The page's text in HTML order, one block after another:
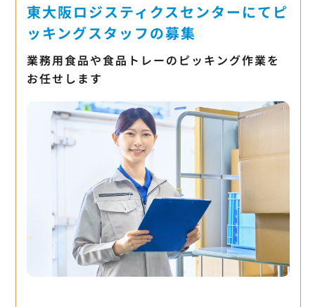
東大阪ロジスティクスセンターにてピ
ッキングスタッフの募集
業務用食品や食品トレーのピッキング作業を
お任せします